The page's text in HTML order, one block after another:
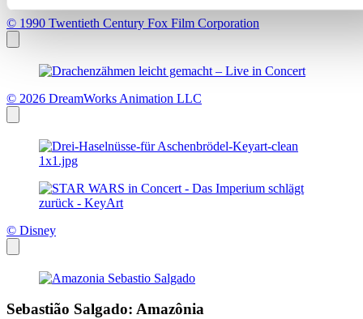
© 1990 Twentieth Century Fox Film Corporation
© 2026 DreamWorks Animation LLC
© Disney
Sebastião Salgado: Amazônia